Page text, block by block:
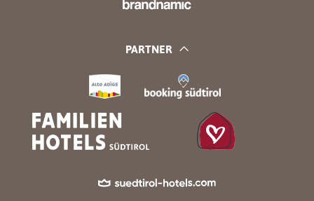
PARTNER